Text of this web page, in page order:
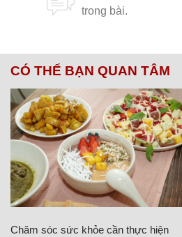
CÓ THỂ BẠN QUAN TÂM
Chăm sóc sức khỏe cần thực hiện